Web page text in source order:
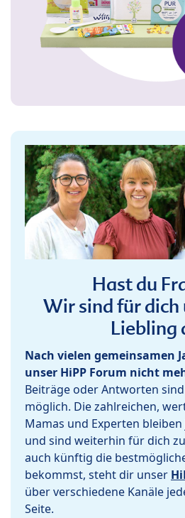
Hast du
Wir sind für dich
Liebling
Nach vielen gemeinsamen
unser HiPP Forum nicht
Beiträge oder Antworten
möglich. Die zahlreichen,
Mamas und Experten
und sind weiterhin für dich
auch künftig die
bekommst, steht dir unser
über verschiedene Kanäle
Seite.